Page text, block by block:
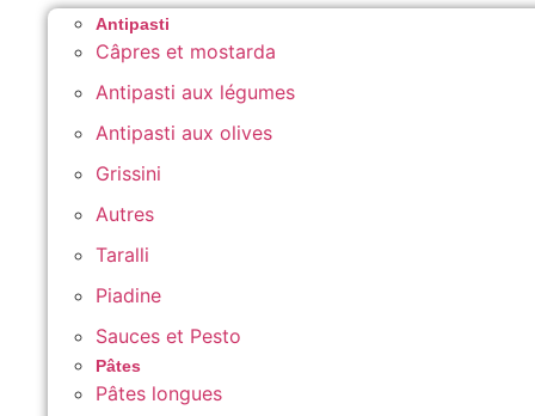
Antipasti
Câpres et mostarda
Antipasti aux légumes
Antipasti aux olives
Grissini
Autres
Taralli
Piadine
Sauces et Pesto
Pâtes
Pâtes longues